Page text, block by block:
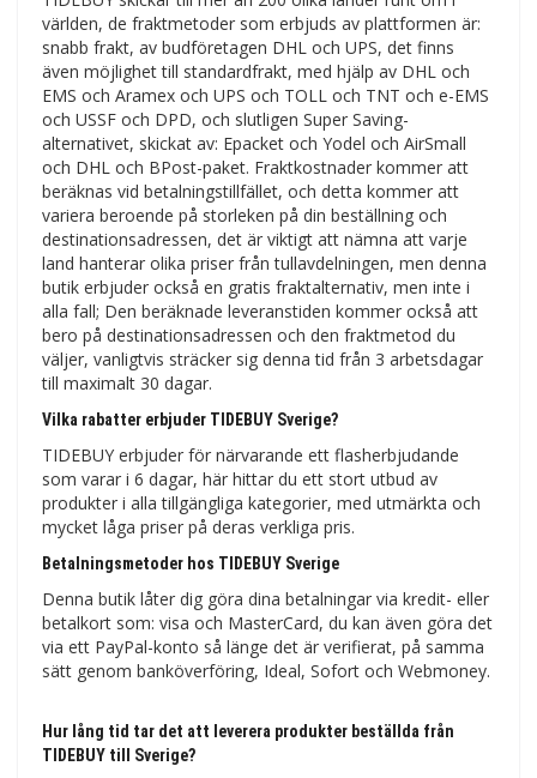
världen, de fraktmetoder som erbjuds av plattformen är:
snabb frakt, av budföretagen DHL och UPS, det finns
även möjlighet till standardfrakt, med hjälp av DHL och
EMS och Aramex och UPS och TOLL och TNT och e-EMS
och USSF och DPD, och slutligen Super Saving-
alternativet, skickat av: Epacket och Yodel och AirSmall
och DHL och BPost-paket. Fraktkostnader kommer att
beräknas vid betalningstillfället, och detta kommer att
variera beroende på storleken på din beställning och
destinationsadressen, det är viktigt att nämna att varje
land hanterar olika priser från tullavdelningen, men denna
butik erbjuder också en gratis fraktalternativ, men inte i
alla fall; Den beräknade leveranstiden kommer också att
bero på destinationsadressen och den fraktmetod du
väljer, vanligtvis sträcker sig denna tid från 3 arbetsdagar
till maximalt 30 dagar.
Vilka rabatter erbjuder TIDEBUY Sverige?
TIDEBUY erbjuder för närvarande ett flasherbjudande
som varar i 6 dagar, här hittar du ett stort utbud av
produkter i alla tillgängliga kategorier, med utmärkta och
mycket låga priser på deras verkliga pris.
Betalningsmetoder hos TIDEBUY Sverige
Denna butik låter dig göra dina betalningar via kredit- eller
betalkort som: visa och MasterCard, du kan även göra det
via ett PayPal-konto så länge det är verifierat, på samma
sätt genom banköverföring, Ideal, Sofort och Webmoney.
Hur lång tid tar det att leverera produkter beställda från
TIDEBUY till Sverige?